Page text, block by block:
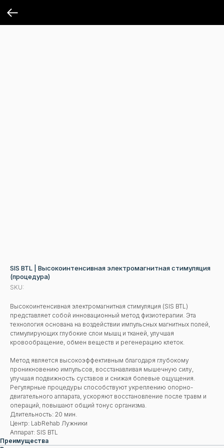
SIS BTL | Высокоинтенсивная электромагнитная стимуляция
(процедура)
SKU:
Высокоинтенсивная электромагнитная стимуляция (SIS BTL)
представляет собой инновационный метод физиотерапии. Эта
технология основана на воздействии импульсных магнитных полей,
стимулирующих глубокие слои мышц и тканей, улучшая
кровообращение, обмен веществ и регенерацию клеток.
Метод является высокоэффективным благодаря глубокому
проникновению импульсов, восстанавливая мышечную силу,
улучшая подвижность суставов и снижая болевые ощущения.
Регулярные процедуры способствуют укреплению опорно-
двигательного аппарата, ускоряют восстановление после травм и
операций, повышают общий тонус организма.
Длительность: 20 мин.
Центр: LabRehab Лужники
Аппарат: SIS BTL
Преимущества